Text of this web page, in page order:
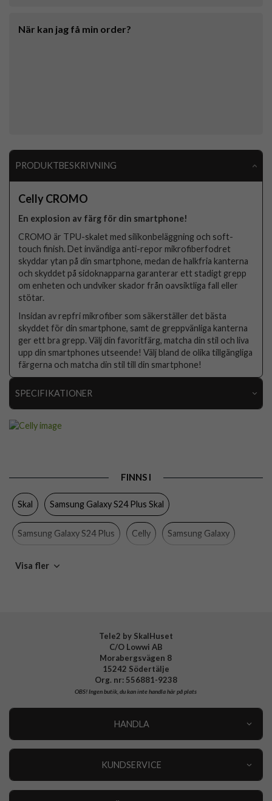
När kan jag få min order?
PRODUKTBESKRIVNING
Celly CROMO
En explosion av färg för din smartphone!
CROMO är TPU-skalet med silikonbeläggning och soft-
touch finish. Det invändiga anti-repor mikrofiberfodret
skyddar ytan på din smartphone, medan de halkfria kanterna
och skyddet på sidoknapparna garanterar ett stadigt grepp
om enheten och undviker skador från oavsiktliga fall eller
stötar.
Insidan av repfri mikrofiber som säkerställer det bästa
skyddet för din smartphone, samt de greppvänliga kanterna
ger ett bra grepp. Välj din favoritfärg, matcha din stil och liva
upp din smartphones utseende! Välj bland de olika tillgängliga
färgerna och matcha din stil till din smartphone!
SPECIFIKATIONER
Trådlös laddning-kompatibel
Färg
Mjukplast (TPU)
Tillverkarens art nr
FINNS I
Skal Samsung Galaxy S24 Plus Skal
Samsung Galaxy S24 Plus Celly Samsung Galaxy
Mobiltillbehör
Visa fler
Tele2 by SkalHuset
C/O Lowwi AB
Morabergsvägen 8
15242 Södertälje
Org. nr: 556881-9238
OBS!Ingen butik, du kan inte handla här på plats
HANDLA
KUNDSERVICE